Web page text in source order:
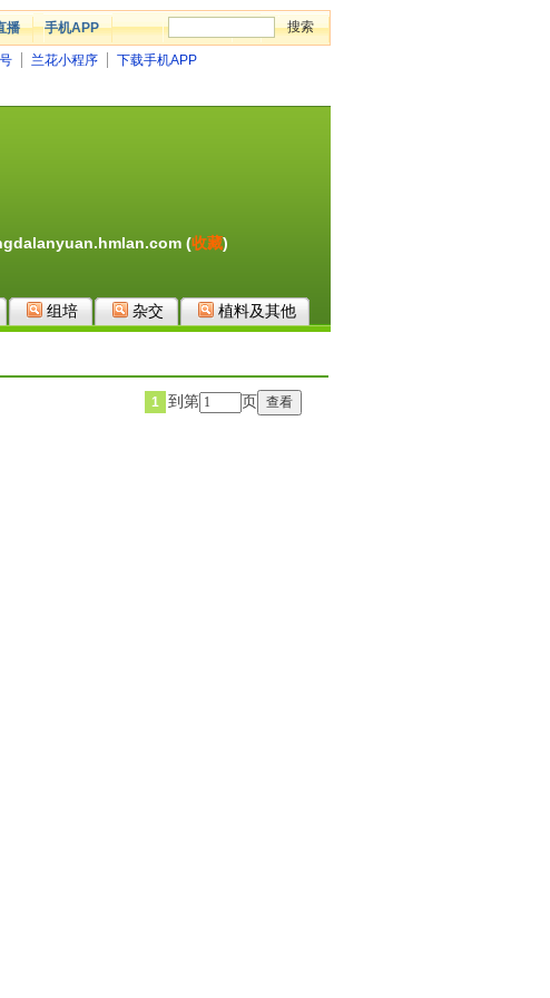
播 手机APP
兰花小程序
下载手机APP
(收藏)
组培 杂交 植料及其他
1 到第 页